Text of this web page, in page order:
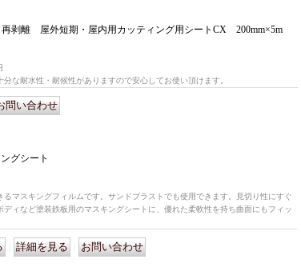
剥離 屋外短期・屋内用カッティング用シートCX 200mm×5m
分な耐水性・耐候性がありますので安心してお使い頂けます。
グシート
るマスキングフィルムです。サンドブラストでも使用できます。見切り性にすぐ
ディなど塗装鉄板用のマスキングシートに、優れた柔軟性を持ち曲面にもフィッ